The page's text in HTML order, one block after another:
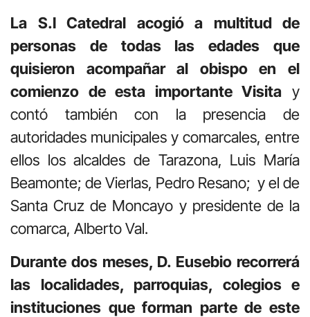
La S.I Catedral acogió a multitud de
personas de todas las edades que
quisieron acompañar al obispo en el
comienzo de esta importante Visita y
contó también con la presencia de
autoridades municipales y comarcales, entre
ellos los alcaldes de Tarazona, Luis María
Beamonte; de Vierlas, Pedro Resano; y el de
Santa Cruz de Moncayo y presidente de la
comarca, Alberto Val.
Durante dos meses, D. Eusebio recorrerá
las localidades, parroquias, colegios e
instituciones que forman parte de este